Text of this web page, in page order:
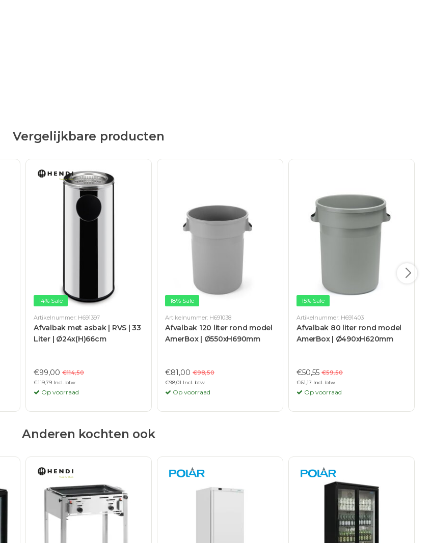
Vergelijkbare producten
14% Sale
Artikelnummer: H691397
Afvalbak met asbak | RVS | 33
Liter | Ø24x(H)66cm
€99,00 €114,50
€119,79 Incl. btw
Op voorraad
18% Sale
Artikelnummer: H691038
Afvalbak 120 liter rond model
AmerBox | Ø550xH690mm
€81,00 €98,50
€98,01 Incl. btw
Op voorraad
15% Sale
Artikelnummer: H691403
Afvalbak 80 liter rond model
AmerBox | Ø490xH620mm
€50,55 €59,50
€61,17 Incl. btw
Op voorraad
Anderen kochten ook